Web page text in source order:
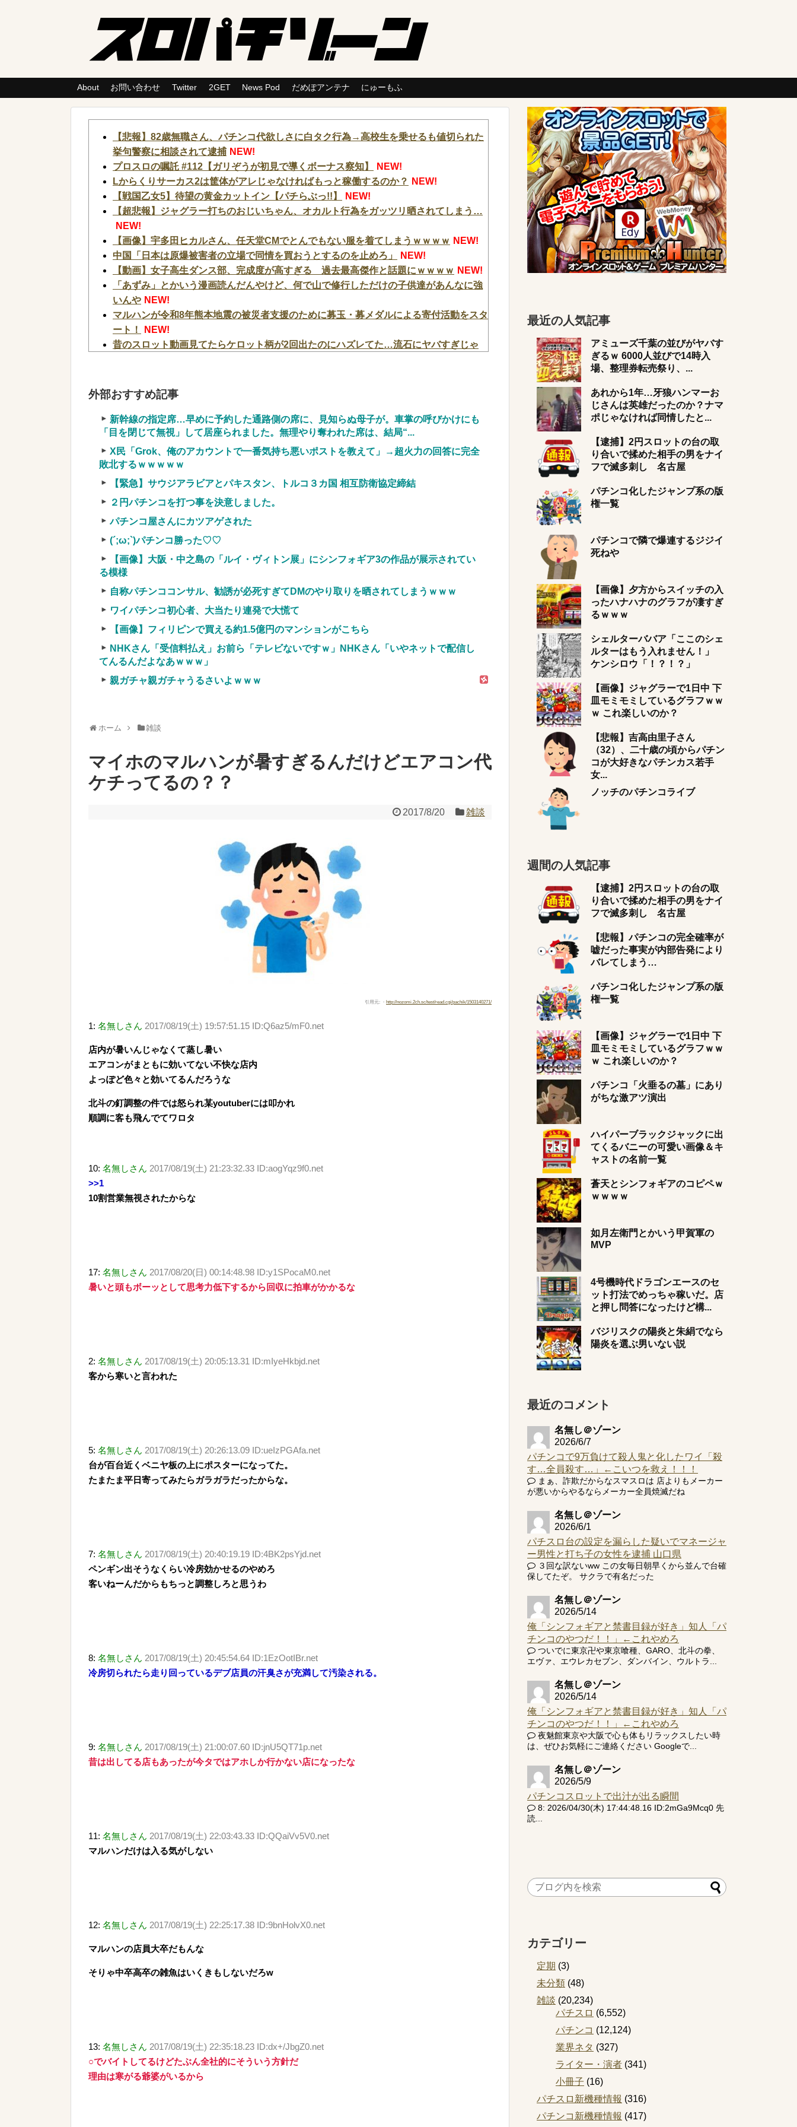
About お問い合わせ Twitter 2GET News Pod だめぽアンテナ にゅーもふ
【悲報】82歳無職さん、パチンコ代欲しさに白タク行為→高校生を乗せるも値切られた
挙句警察に相談されて逮捕 NEW!
プロスロの嘱託 #112【ガリぞうが初見で導くボーナス察知】
NEW!
Lからくりサーカス2は筐体がアレじゃなければもっと稼働するのか？
NEW!
【戦国乙女5】待望の黄金カットイン【パチらぶっ!!】
NEW!
【超悲報】ジャグラー打ちのおじいちゃん、オカルト行為をガッツリ晒されてしまう…
NEW!
【画像】宇多田ヒカルさん、任天堂CMでとんでもない服を着てしまうｗｗｗｗ NEW!
中国「日本は原爆被害者の立場で同情を買おうとするのを止めろ」
NEW!
【動画】女子高生ダンス部、完成度が高すぎる 過去最高傑作と話題にｗｗｗｗ NEW!
「あずみ」とかいう漫画読んだんやけど、何で山で修行しただけの子供達があんなに強
いんや NEW!
マルハンが令和8年熊本地震の被災者支援のために募玉・募メダルによる寄付活動をスタ
ート！
NEW!
昔のスロット動画見てたらケロット柄が2回出たのにハズレてた…流石にヤバすぎじゃ
NEW!
デカヘソ喰種でLT入ると周りからの「駆け抜けろ！」思念が凄まじいんだが
【衝撃】広末涼子さんが地上波にスピード復帰できる理由←コレ、誰にも分からない模
様w w w w w w w w NEW!
【画像】日本のセクシー過ぎる女性犯罪者一覧が冗談抜きにレベル高過ぎる件w w w w
w w w w w NEW!
【衝撃】クロちゃん、とち狂ったツイートをする←コレ言うほどおかしい
【緊急】今の若者に急増している『コレ』依存、めちゃくちゃ深刻な模様w w w w w w
w w w w NEW!
実質確率という罠
車上のテントでキャンプ 民泊施設が車のレンタル 五所川原 青森
【競馬・難解】6/30(水)第44回帝王賞(JpnI) Part6 みんなの予想
Powered by livedoor 相互RSS
外部おすすめ記事
新幹線の指定席…早めに予約した通路側の席に、見知らぬ母子が。車掌の呼びかけにも
「目を閉じて無視」して居座られました。無理やり奪われた席は、結局“...
X民「Grok、俺のアカウントで一番気持ち悪いポストを教えて」→超火力の回答に完全
敗北するｗｗｗｗｗ
【緊急】サウジアラビアとパキスタン、トルコ３カ国 相互防衛協定締結
２円パチンコを打つ事を決意しました。
パチンコ屋さんにカツアゲされた
(´;ω;`)パチンコ勝った♡♡
【画像】大阪・中之島の「ルイ・ヴィトン展」にシンフォギア3の作品が展示されてい
る模様
自称パチンココンサル、勧誘が必死すぎてDMのやり取りを晒されてしまうｗｗｗ
ワイパチンコ初心者、大当たり連発で大慌て
【画像】フィリピンで買える約1.5億円のマンションがこちら
NHKさん「受信料払え」お前ら「テレビないですｗ」NHKさん「いやネットで配信し
てんるんだよなあｗｗｗ」
親ガチャ親ガチャうるさいよｗｗｗ
ホーム 雑談
マイホのマルハンが暑すぎるんだけどエアコン代
ケチってるの？？
2017/8/20 雑談
引用元: ・ http://nozomi.2ch.sc/test/read.cgi/pachik/1503140271/
1: 名無しさん 2017/08/19(土) 19:57:51.15 ID:Q6az5/mF0.net
店内が暑いんじゃなくて蒸し暑い
エアコンがまともに効いてない不快な店内
よっぽど色々と効いてるんだろうな
北斗の釘調整の件では怒られ某youtuberには叩かれ
順調に客も飛んでてワロタ
10: 名無しさん 2017/08/19(土) 21:23:32.33 ID:aogYqz9f0.net
>>1
10割営業無視されたからな
17: 名無しさん 2017/08/20(日) 00:14:48.98 ID:y1SPocaM0.net
暑いと頭もボーッとして思考力低下するから回収に拍車がかかるな
2: 名無しさん 2017/08/19(土) 20:05:13.31 ID:mIyeHkbjd.net
客から寒いと言われた
5: 名無しさん 2017/08/19(土) 20:26:13.09 ID:ueIzPGAfa.net
台が百台近くベニヤ板の上にポスターになってた。
たまたま平日寄ってみたらガラガラだったからな。
7: 名無しさん 2017/08/19(土) 20:40:19.19 ID:4BK2psYjd.net
ペンギン出そうなくらい冷房効かせるのやめろ
客いねーんだからもちっと調整しろと思うわ
8: 名無しさん 2017/08/19(土) 20:45:54.64 ID:1EzOotIBr.net
冷房切られたら走り回っているデブ店員の汗臭さが充満して汚染される。
9: 名無しさん 2017/08/19(土) 21:00:07.60 ID:jnU5QT71p.net
昔は出してる店もあったが今タではアホしか行かない店になったな
11: 名無しさん 2017/08/19(土) 22:03:43.33 ID:QQaiVv5V0.net
マルハンだけは入る気がしない
12: 名無しさん 2017/08/19(土) 22:25:17.38 ID:9bnHolvX0.net
マルハンの店員大卒だもんな
そりゃ中卒高卒の雑魚はいくきもしないだろw
13: 名無しさん 2017/08/19(土) 22:35:18.23 ID:dx+/JbgZ0.net
○でバイトしてるけどたぶん全社的にそういう方針だ
理由は寒がる爺婆がいるから
最近の人気記事
アミューズ千葉の並びがヤバす
ぎるｗ 6000人並びで14時入
場、整理券転売祭り、...
あれから1年…牙狼ハンマーお
じさんは英雄だったのか？ナマ
ポじゃなければ同情したと...
【逮捕】2円スロットの台の取
り合いで揉めた相手の男をナイ
フで滅多刺し 名古屋
パチンコ化したジャンプ系の版
権一覧
パチンコで隣で爆連するジジイ
死ねや
【画像】夕方からスイッチの入
ったハナハナのグラフが凄すぎ
るｗｗｗ
シェルターババア「ここのシェ
ルターはもう入れません！」
ケンシロウ「！？！？」
【画像】ジャグラーで1日中 下
皿モミモミしているグラフｗｗ
ｗ これ楽しいのか？
【悲報】吉高由里子さん
（32）、二十歳の頃からパチン
コが大好きなパチンカス若手
女...
ノッチのパチンコライブ
週間の人気記事
【逮捕】2円スロットの台の取
り合いで揉めた相手の男をナイ
フで滅多刺し 名古屋
【悲報】パチンコの完全確率が
嘘だった事実が内部告発により
バレてしまう…
パチンコ化したジャンプ系の版
権一覧
【画像】ジャグラーで1日中 下
皿モミモミしているグラフｗｗ
ｗ これ楽しいのか？
パチンコ「火垂るの墓」にあり
がちな激アツ演出
ハイパーブラックジャックに出
てくるバニーの可愛い画像＆キ
ャストの名前一覧
蒼天とシンフォギアのコピペｗ
ｗｗｗｗ
如月左衛門とかいう甲賀軍の
MVP
4号機時代ドラゴンエースのセ
ット打法でめっちゃ稼いだ。店
と押し問答になったけど構...
バジリスクの陽炎と朱絹でなら
陽炎を選ぶ男いない説
最近のコメント
名無し＠ゾーン
2026/6/7
パチンコで9万負けて殺人鬼と化したワイ「殺
す…全員殺す…」←こいつを救え！！！
まぁ、詐欺だからなスマスロは 店よりもメーカー
が悪いからやるならメーカー全員焼滅だね
名無し＠ゾーン
2026/6/1
パチスロ台の設定を漏らした疑いでマネージャ
ー男性と打ち子の女性を逮捕 山口県
３回な訳ないww この女毎日朝早くから並んで台確
保してたぞ。 サクラで有名だった
名無し＠ゾーン
2026/5/14
俺「シンフォギアと禁書目録が好き」知人「パ
チンコのやつだ！！」←これやめろ
ついでに東京卍や東京喰種、GARO、北斗の拳、
エヴァ、エウレカセブン、ダンバイン、ウルトラ...
名無し＠ゾーン
2026/5/14
俺「シンフォギアと禁書目録が好き」知人「パ
チンコのやつだ！！」←これやめろ
夜魅館東京や大阪で心も体もリラックスしたい時
は、ぜひお気軽にご連絡ください Googleで...
名無し＠ゾーン
2026/5/9
パチンコスロットで出汁が出る瞬間
8: 2026/04/30(木) 17:44:48.16 ID:2mGa9Mcq0 先
読...
カテゴリー
定期 (3)
未分類 (48)
雑談 (20,234)
パチスロ (6,552)
パチンコ (12,124)
業界ネタ (327)
ライター・演者 (341)
小冊子 (16)
パチスロ新機種情報 (316)
パチンコ新機種情報 (417)